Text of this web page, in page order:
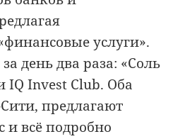
услуги».
день два раза: «Соль
IQ Invest Club. Оба
предлагают
и всё подробно